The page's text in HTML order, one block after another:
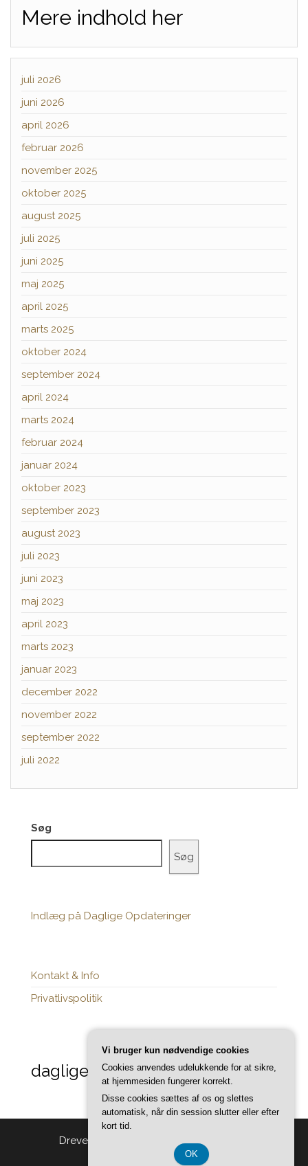
Mere indhold her
juli 2026
juni 2026
april 2026
februar 2026
november 2025
oktober 2025
august 2025
juli 2025
juni 2025
maj 2025
april 2025
marts 2025
oktober 2024
september 2024
april 2024
marts 2024
februar 2024
januar 2024
oktober 2023
september 2023
august 2023
juli 2023
juni 2023
maj 2023
april 2023
marts 2023
januar 2023
december 2022
november 2022
september 2022
juli 2022
Søg
Søg
Indlæg på Daglige Opdateringer
Kontakt & Info
Privatlivspolitik
daglige-opdateringer.dk
Drevet af Tema:Head Blog
Vi bruger kun nødvendige cookies
Cookies anvendes udelukkende for at sikre,
at hjemmesiden fungerer korrekt.
Disse cookies sættes af os og slettes
automatisk, når din session slutter eller efter
kort tid.
OK